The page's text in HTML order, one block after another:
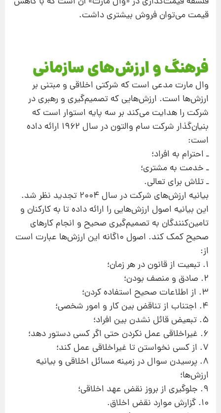
قیمت می‌توان فروش بیشتری داشت.
فرهنگ و ارزش‌های سازمانی
وال مارت مدعی است كه شركتی اخلاقی و مبتنی بر
ارزش‌ها است. ارزش‌هایی كه تصمیم‌گیری و رهبری در
شركت را هدایت می‌كند بر سه پایه استوار است كه
بنیان‌گذار شركت سام والتون در سال ۱۹۶۲ ارائه داده
است:
ـ احترام به افراد؛
ـ خدمت به مشتری؛
ـ تلاش برای تعالی.
بیانیه ارزش‌های شركت در سال ۲۰۰۴ تجدید نظر شد.
این بیانیه اصول ارزش‌هایی را ارائه داده تا به كاركنان و
تامین‌كنندگان به تصمیم‌گیری صحیح و انجام كارهای
صحیح كمك كند. اصول ۱۰گانه این ارزش‌ها عبارت است
از:
۱. تبعیت از قانون در هر زمان؛
۲. صادق و منصف بودن؛
۳. از اطلاعات صحیح استفاده كردن؛
۴. اجتناب از تناقض بین كار و امور شخصی؛
۵. تبعیض قائل نشدن بین افراد؛
۶. غیراخلاقی عمل نكردن حتی اگر كسی دستور دهد؛
۷. از كسی نخواستن تا غیراخلاقی عمل كند؛
۸. پرسیدن سوال در زمینه مسائل اخلاقی و بیانیه
ارزش‌ها؛
۹. جلوگیری از بروز نقض عهد اخلاقی؛
۱۰. گزارش موارد نقض اخلاق.